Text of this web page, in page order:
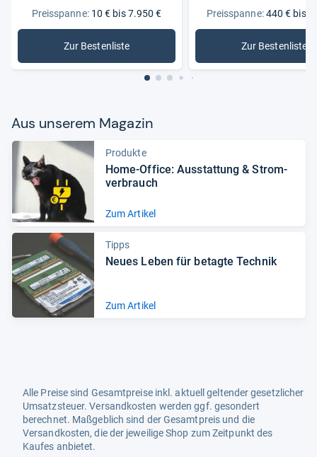
Preisspanne:10 € bis 7.950 €
Zur Bestenliste
: Laptops
Preisspanne:440 € bis
Zur Bestenliste
:
Aus unse­rem Maga­zin
Produkte
Home-​Office: Aus­stat­tung & Strom­
ver­brauch
Zum Artikel
Tipps
Neues Leben für betagte Tech­nik
Zum Artikel
Alle Preise sind Gesamtpreise inkl. aktuell geltender gesetzlicher
Umsatzsteuer. Versandkosten werden ggf. gesondert
berechnet. Maßgeblich sind der Gesamtpreis und die
Versandkosten, die der jeweilige Shop zum Zeitpunkt des
Kaufes anbietet.